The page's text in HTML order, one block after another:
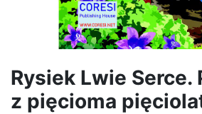
Rysiek Lwie Serce.
z pięcioma